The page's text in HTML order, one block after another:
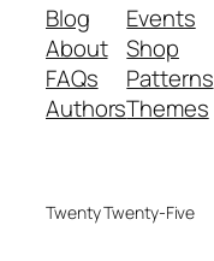
Blog
About
FAQs
Authors
Events
Shop
Patterns
Themes
Twenty Twenty-Five